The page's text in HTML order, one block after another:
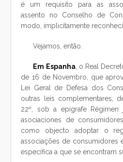
é um requisito para as
assento no Conselho de
modo, implicitamente
Vejamos, então.
Em Espanha, o Real
de 16 de Novembro, que
Lei Geral de Defesa dos
outras leis complementares,
22º, sob a epígrafe
asociaciones de
como objecto adoptar o
associações de consumidores
específica a que se encontram